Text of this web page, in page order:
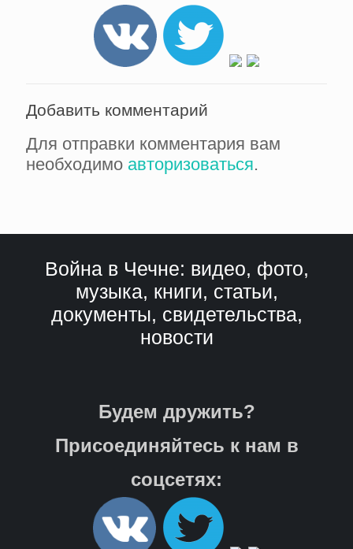
Добавить комментарий
Для отправки комментария вам
необходимо авторизоваться.
Война в Чечне: видео, фото,
музыка, книги, статьи,
документы, свидетельства,
новости
Будем дружить?
Присоединяйтесь к нам в
соцсетях: